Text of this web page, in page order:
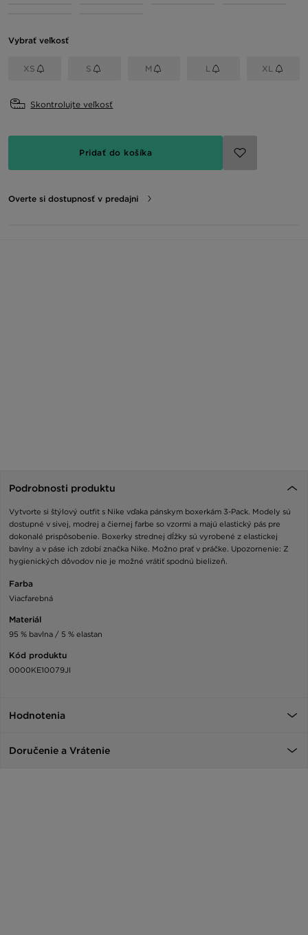
Vybrať veľkosť
XS S M L XL
Skontrolujte veľkosť
Pridať do košíka
Overte si dostupnosť v predajni
Podrobnosti produktu
Vytvorte si štýlový outfit s Nike vďaka pánskym boxerkám 3-Pack. Modely sú
dostupné v sivej, modrej a čiernej farbe so vzormi a majú elastický pás pre
dokonalé prispôsobenie. Boxerky strednej dĺžky sú vyrobené z elastickej
bavlny a v páse ich zdobí značka Nike. Možno prať v práčke. Upozornenie: Z
hygienických dôvodov nie je možné vrátiť spodnú bielizeň.
Farba
Viacfarebná
Materiál
95 % bavlna / 5 % elastan
Kód produktu
0000KE10079JI
Hodnotenia
Doručenie a Vrátenie